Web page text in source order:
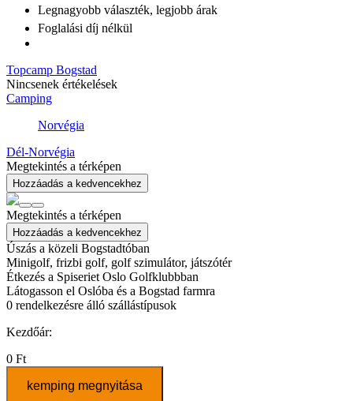
Legnagyobb választék, legjobb árak
Foglalási díj nélkül
Topcamp Bogstad
Nincsenek értékelések
Camping
Norvégia
Dél-Norvégia
Megtekintés a térképen
Hozzáadás a kedvencekhez
Megtekintés a térképen
Hozzáadás a kedvencekhez
Úszás a közeli Bogstadtóban
Minigolf, frizbi golf, golf szimulátor, játszótér
Étkezés a Spiseriet Oslo Golfklubbban
Látogasson el Oslóba és a Bogstad farmra
0 rendelkezésre álló szállástípusok
Kezdőár:
0 Ft
kemping megnyitása